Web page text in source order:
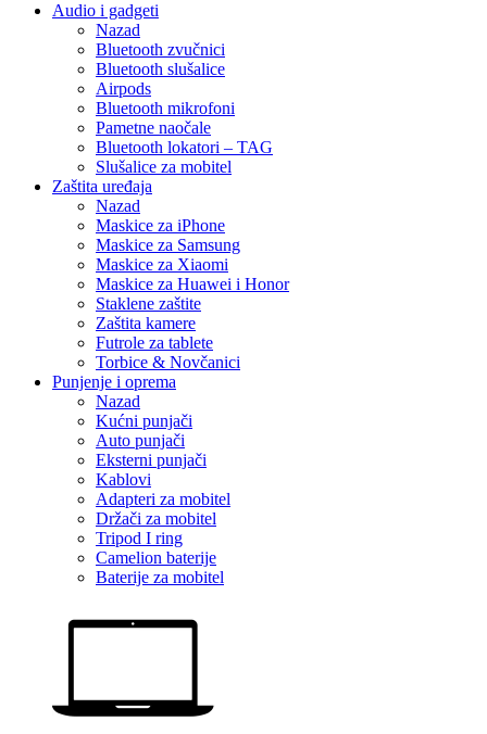
Audio i gadgeti
Nazad
Bluetooth zvučnici
Bluetooth slušalice
Airpods
Bluetooth mikrofoni
Pametne naočale
Bluetooth lokatori – TAG
Slušalice za mobitel
Zaštita uređaja
Nazad
Maskice za iPhone
Maskice za Samsung
Maskice za Xiaomi
Maskice za Huawei i Honor
Staklene zaštite
Zaštita kamere
Futrole za tablete
Torbice & Novčanici
Punjenje i oprema
Nazad
Kućni punjači
Auto punjači
Eksterni punjači
Kablovi
Adapteri za mobitel
Držači za mobitel
Tripod I ring
Camelion baterije
Baterije za mobitel